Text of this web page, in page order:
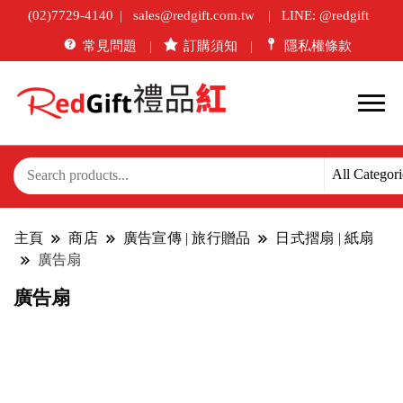
(02)7729-4140 sales@redgift.com.tw LINE: @redgift
常見問題 訂購須知 隱私權條款
主頁 商店 廣告宣傳 | 旅行贈品
日式摺扇 | 紙扇
廣告扇
廣告扇